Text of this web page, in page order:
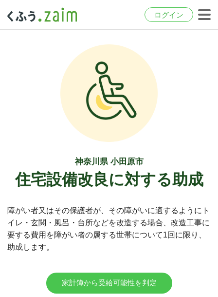
ログイン
神奈川県 小田原市
住宅設備改良に対する助成
障がい者又はその保護者が、その障がいに適するようにト
イレ・玄関・風呂・台所などを改造する場合、改造工事に
要する費用を障がい者の属する世帯について1回に限り、
助成します。
家計簿から受給可能性を判定